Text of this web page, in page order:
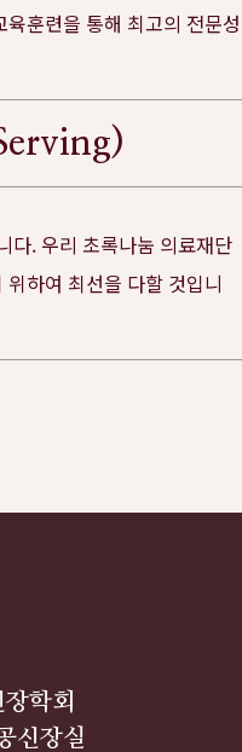
훈련을 통해 최고의 전문성
다. 우리 초록나눔 의료재단
하여 최선을 다할 것입니
학회
신장실